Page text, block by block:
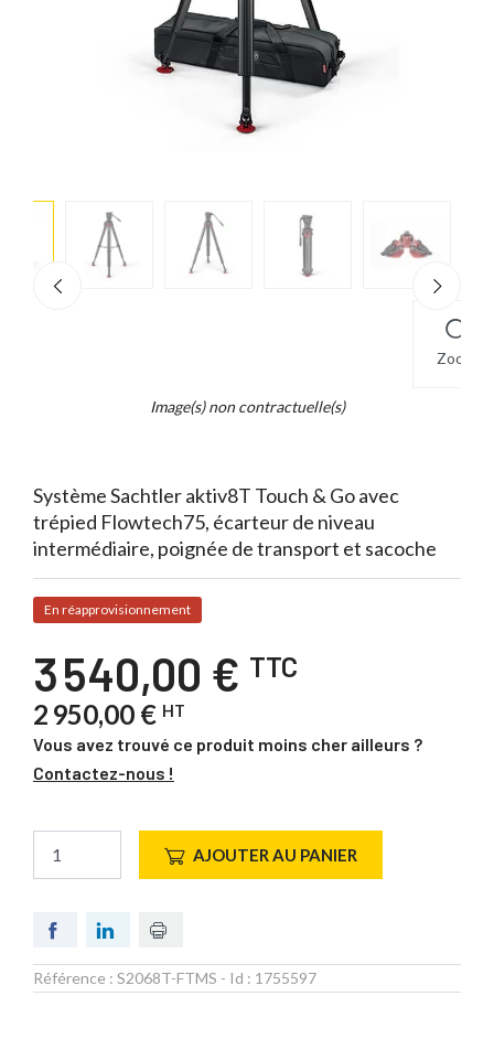
Zoom
Image(s) non contractuelle(s)
Système Sachtler aktiv8T Touch & Go avec
trépied Flowtech75, écarteur de niveau
intermédiaire, poignée de transport et sacoche
En réapprovisionnement
3 540,00 € TTC
2 950,00 € HT
Vous avez trouvé ce produit moins cher ailleurs ?
Contactez-nous !
AJOUTER AU PANIER
Référence : S2068T-FTMS - Id : 1755597